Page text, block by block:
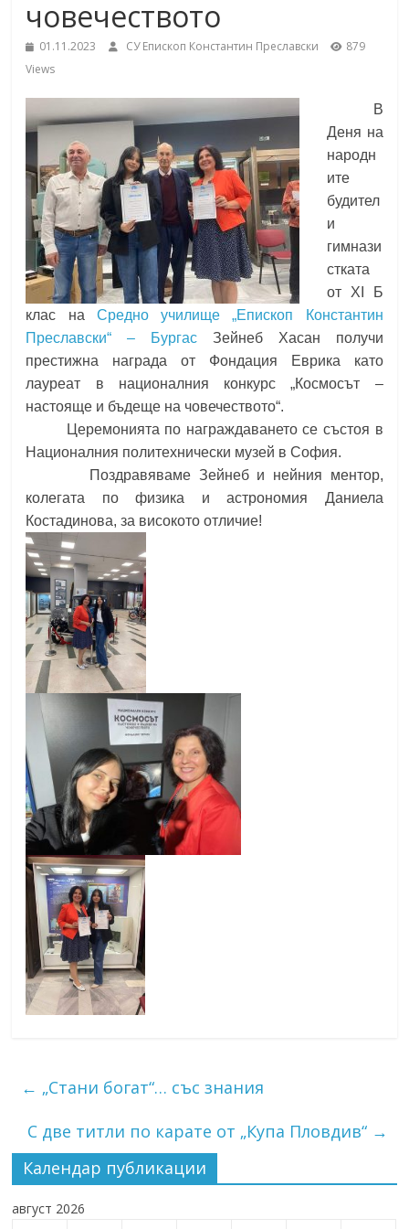
under the Erasmus+ Programme in
Malaga, Spain
School,
Burgas
Средно
училище
"Епископ
Константин
Преславски"
Бургас
човечеството
01.11.2023 СУ Епископ Константин Преславски
879
Views
В
Деня на
народн
ите
будител
и
гимнази
стката
от XI Б
клас на Средно училище „Епископ Константин
Преславски“ – Бургас Зейнеб Хасан получи
престижна награда от Фондация Еврика като
лауреат в националния конкурс „Космосът –
настояще и бъдеще на човечеството“.
Церемонията по награждаването се състоя в
Националния политехнически музей в София.
Поздравяваме Зейнеб и нейния ментор,
колегата по физика и астрономия Даниела
Костадинова, за високото отличие!
← „Стани богат“… със знания
С две титли по карате от „Купа Пловдив“ →
Календар публикации
август 2026